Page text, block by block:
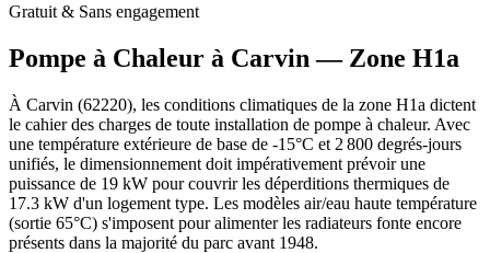
Gratuit & Sans engagement
Pompe à Chaleur à Carvin — Zone H1a
À Carvin (62220), les conditions climatiques de la zone H1a dictent
le cahier des charges de toute installation de pompe à chaleur. Avec
une température extérieure de base de -15°C et 2 800 degrés-jours
unifiés, le dimensionnement doit impérativement prévoir une
puissance de 19 kW pour couvrir les déperditions thermiques de
17.3 kW d'un logement type. Les modèles air/eau haute température
(sortie 65°C) s'imposent pour alimenter les radiateurs fonte encore
présents dans la majorité du parc avant 1948.